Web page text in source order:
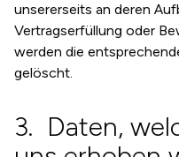
unsererseits an deren
Vertragserfüllung oder
werden die
gelöscht.
Daten,